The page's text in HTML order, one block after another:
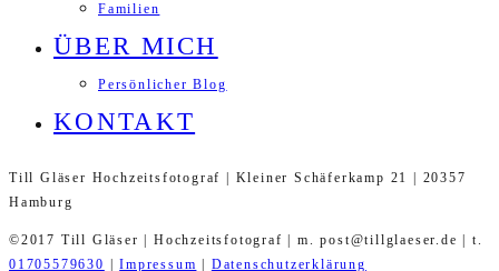
Familien
ÜBER MICH
Persönlicher Blog
KONTAKT
Till Gläser Hochzeitsfotograf | Kleiner Schäferkamp 21 | 20357
Hamburg
©2017 Till Gläser | Hochzeitsfotograf | m. post@tillglaeser.de | t.
01705579630
|Impressum Datenschutzerklärung